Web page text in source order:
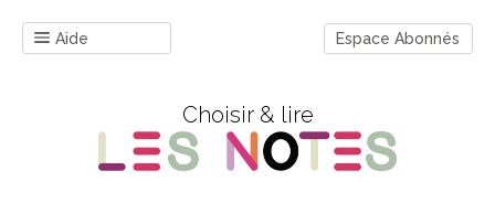
Aide Espace Abonnés
Choisir & lire